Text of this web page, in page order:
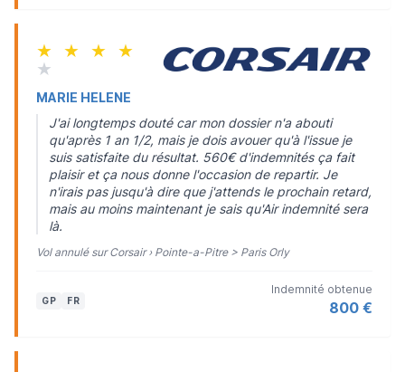
★ ★ ★ ★
★
MARIE HELENE
J'ai longtemps douté car mon dossier n'a abouti
qu'après 1 an 1/2, mais je dois avouer qu'à l'issue je
suis satisfaite du résultat. 560€ d'indemnités ça fait
plaisir et ça nous donne l'occasion de repartir. Je
n'irais pas jusqu'à dire que j'attends le prochain retard,
mais au moins maintenant je sais qu'Air indemnité sera
là.
Vol annulé sur Corsair › Pointe-a-Pitre > Paris Orly
GP FR
Indemnité obtenue
800 €